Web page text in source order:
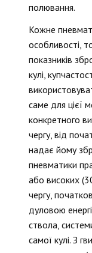
полювання.
Кожне
особливості,
показників
кулі,
саме для цієї
конкретного
чергу, від
надає йому
пневматики
або високих
чергу,
дуловою
ствола,
самої кулі. З